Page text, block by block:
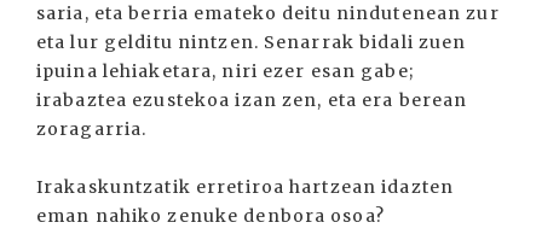
saria, eta berria emateko deitu nindutenean zur
eta lur gelditu nintzen. Senarrak bidali zuen
ipuina lehiaketara, niri ezer esan gabe;
irabaztea ezustekoa izan zen, eta era berean
zoragarria.
Irakaskuntzatik erretiroa hartzean idazten
eman nahiko zenuke denbora osoa?